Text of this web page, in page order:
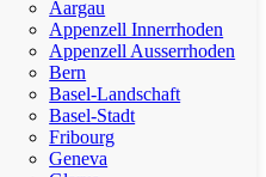
Aargau
Appenzell Innerrhoden
Appenzell Ausserrhoden
Bern
Basel-Landschaft
Basel-Stadt
Fribourg
Geneva